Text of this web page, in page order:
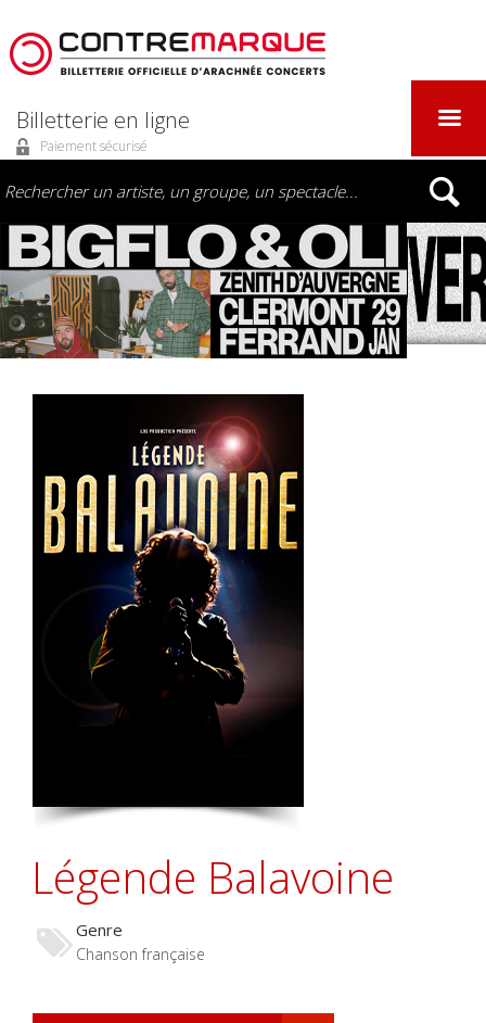
Billetterie en ligne
Paiement sécurisé
Légende Balavoine
Genre
Chanson française